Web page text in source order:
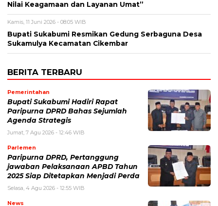
Nilai Keagamaan dan Layanan Umat”
Kamis, 11 Juni 2026 - 08:05 WIB
Bupati Sukabumi Resmikan Gedung Serbaguna Desa
Sukamulya Kecamatan Cikembar
BERITA TERBARU
Pemerintahan
Bupati Sukabumi Hadiri Rapat
Paripurna DPRD Bahas Sejumlah
Agenda Strategis
Jumat, 7 Agu 2026 - 12:46 WIB
Parlemen
Paripurna DPRD, Pertanggung
jawaban Pelaksanaan APBD Tahun
2025 Siap Ditetapkan Menjadi Perda
Selasa, 4 Agu 2026 - 12:55 WIB
News